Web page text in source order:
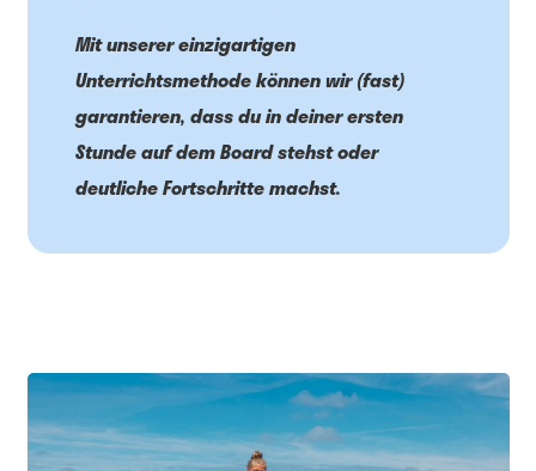
Mit unserer einzigartigen
Unterrichtsmethode können wir (fast)
garantieren, dass du in deiner ersten
Stunde auf dem Board stehst oder
deutliche Fortschritte machst.